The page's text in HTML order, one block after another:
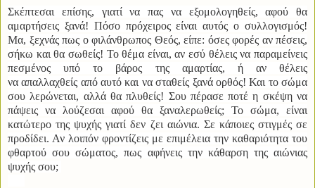
Σκέπτεσαι επίσης, γιατί να πας να εξομολογηθείς, αφού θα
αμαρτήσεις ξανά! Πόσο πρόχειρος είναι αυτός ο συλλογισμός!
Μα, ξεχνάς πως ο φιλάνθρωπος Θεός, είπε: όσες φορές αν πέσεις,
σήκω και θα σωθείς! Το θέμα είναι, αν εσύ θέλεις να παραμείνεις
πεσμένος υπό το βάρος της αμαρτίας, ή αν θέλεις
να απαλλαχθείς από αυτό και να σταθείς ξανά ορθός! Και το σώμα
σου λερώνεται, αλλά θα πλυθείς! Σου πέρασε ποτέ η σκέψη να
πάψεις να λούζεσαι αφού θα ξαναλερωθείς; Το σώμα, είναι
κατώτερο της ψυχής γιατί δεν ζει αιώνια. Σε κάποιες στιγμές σε
προδίδει. Αν λοιπόν φροντίζεις με επιμέλεια την καθαριότητα του
φθαρτού σου σώματος, πως αφήνεις την κάθαρση της αιώνιας
ψυχής σου;